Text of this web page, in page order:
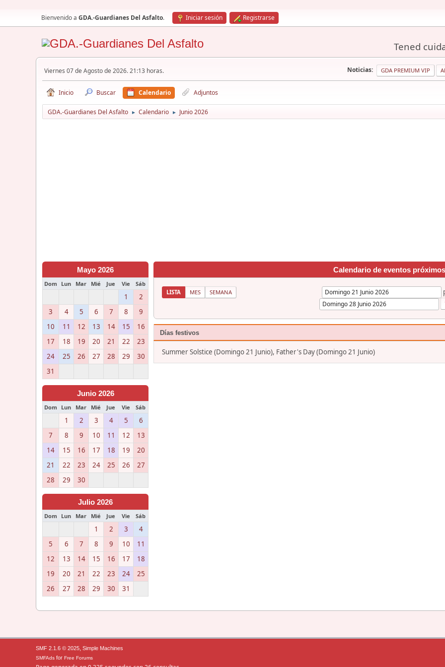
Bienvenido a GDA.-Guardianes Del Asfalto. Iniciar sesión Registrarse
Tened
Viernes 07 de Agosto de 2026. 21:13 horas. Noticias: GDA PREMIUM VIP
Inicio Buscar Calendario Adjuntos
GDA.-Guardianes Del Asfalto ► Calendario ► Junio 2026
Mayo 2026
Dom Lun Mar Mié Jue Vie Sáb
1
2
3
4 5 6 7 8
9
10
11 12 13 14 15
16
17
18 19 20 21 22
23
24
25 26 27 28 29
30
31
Junio 2026
Dom Lun Mar Mié Jue Vie Sáb
1 2 3 4 5
6
7
8 9 10 11 12
13
14
15 16 17 18 19
20
21
22 23 24 25 26
27
28
29 30
Julio 2026
Dom Lun Mar Mié Jue Vie Sáb
1 2 3
4
5
6 7 8 9 10
11
12
13 14 15 16 17
18
19
20 21 22 23 24
25
26
27 28 29 30 31
Calendario de eventos próximos
LISTA MES SEMANA
Días festivos
Summer Solstice (Domingo 21 Junio), Father's Day (Domingo 21 Junio)
SMF 2.1.6 © 2025, Simple Machines
SMFAds for Free Forums